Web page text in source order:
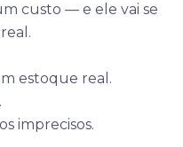
custo — e ele vai se
estoque real.
imprecisos.